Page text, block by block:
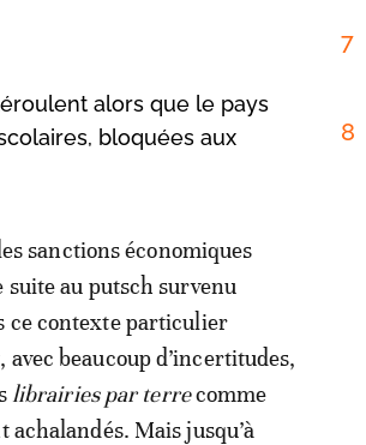
alors que le pays
bloquées aux
sanctions économiques
au putsch survenu
ce contexte particulier
beaucoup d’incertitudes,
librairies par terrecomme
Mais jusqu’à
7
8